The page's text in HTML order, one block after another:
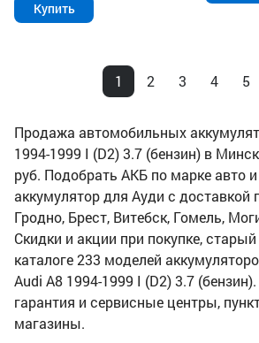
Купить
1 2 3 4 5
Продажа автомобильных
1994-1999 I (D2) 3.7 (бензин) в
руб. Подобрать АКБ по марке авто и
аккумулятор для Ауди с доставкой
Гродно, Брест, Витебск, Гомель,
Скидки и акции при покупке,
каталоге 233 моделей
Audi A8 1994-1999 I (D2) 3.7
гарантия и сервисные центры,
магазины.